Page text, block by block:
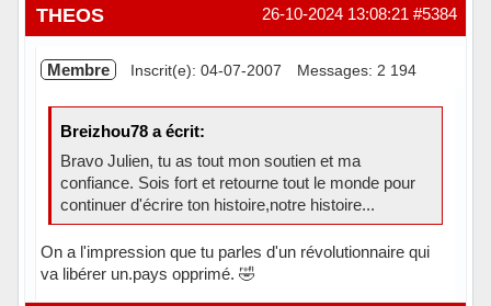
#5384
26-10-2024 13:08:21
THEOS
Membre Inscrit(e): 04-07-2007 Messages: 2 194
Breizhou78 a écrit:
Bravo Julien, tu as tout mon soutien et ma
confiance. Sois fort et retourne tout le monde pour
continuer d'écrire ton histoire,notre histoire...
On a l'impression que tu parles d'un révolutionnaire qui
va libérer un.pays opprimé. 🤣